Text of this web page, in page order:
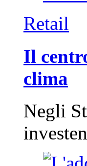
Retail
Il
clima
Negli